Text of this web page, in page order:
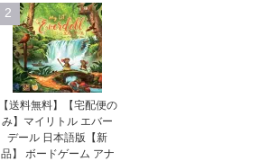
2
【送料無料】【宅配便の
み】マイリトル エバー
デール 日本語版【新
品】 ボードゲーム アナ